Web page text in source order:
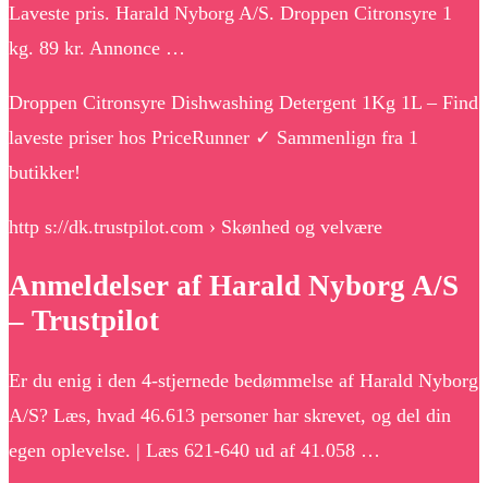
Laveste pris. Harald Nyborg A/S. Droppen Citronsyre 1
kg. 89 kr. Annonce …
Droppen Citronsyre Dishwashing Detergent 1Kg 1L – Find
laveste priser hos PriceRunner ✓ Sammenlign fra 1
butikker!
http s://dk.trustpilot.com › Skønhed og velvære
Anmeldelser af Harald Nyborg A/S
– Trustpilot
Er du enig i den 4-stjernede bedømmelse af Harald Nyborg
A/S? Læs, hvad 46.613 personer har skrevet, og del din
egen oplevelse. | Læs 621-640 ud af 41.058 …